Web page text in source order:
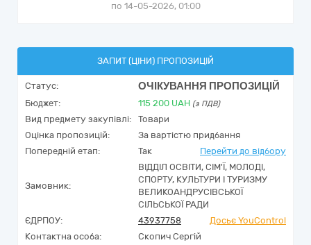
по 14-05-2026, 01:00
ЗАПИТ (ЦІНИ) ПРОПОЗИЦІЙ
Статус: ОЧІКУВАННЯ ПРОПОЗИЦІЙ
Бюджет: 115 200 UAH (з ПДВ)
Вид предмету закупівлі:
Товари
Оцінка пропозицій:
За вартістю придбання
Попередній етап:
Так Перейти до відбору
Замовник:
ВІДДІЛ ОСВІТИ, СІМ'Ї, МОЛОДІ,
СПОРТУ, КУЛЬТУРИ І ТУРИЗМУ
ВЕЛИКОАНДРУСІВСЬКОЇ
СІЛЬСЬКОЇ РАДИ
ЄДРПОУ:
43937758
Досьє YouControl
Контактна особа:
Скопич Сергій